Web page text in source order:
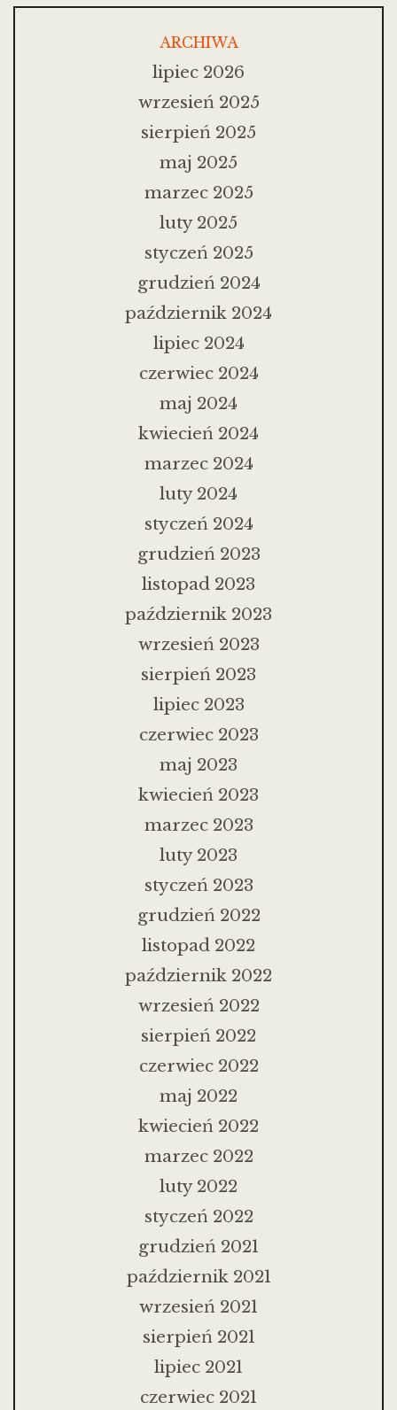
ARCHIWA
lipiec 2026
wrzesień 2025
sierpień 2025
maj 2025
marzec 2025
luty 2025
styczeń 2025
grudzień 2024
październik 2024
lipiec 2024
czerwiec 2024
maj 2024
kwiecień 2024
marzec 2024
luty 2024
styczeń 2024
grudzień 2023
listopad 2023
październik 2023
wrzesień 2023
sierpień 2023
lipiec 2023
czerwiec 2023
maj 2023
kwiecień 2023
marzec 2023
luty 2023
styczeń 2023
grudzień 2022
listopad 2022
październik 2022
wrzesień 2022
sierpień 2022
czerwiec 2022
maj 2022
kwiecień 2022
marzec 2022
luty 2022
styczeń 2022
grudzień 2021
październik 2021
wrzesień 2021
sierpień 2021
lipiec 2021
czerwiec 2021